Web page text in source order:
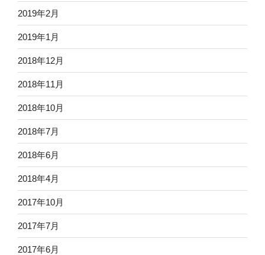
2019年2月
2019年1月
2018年12月
2018年11月
2018年10月
2018年7月
2018年6月
2018年4月
2017年10月
2017年7月
2017年6月